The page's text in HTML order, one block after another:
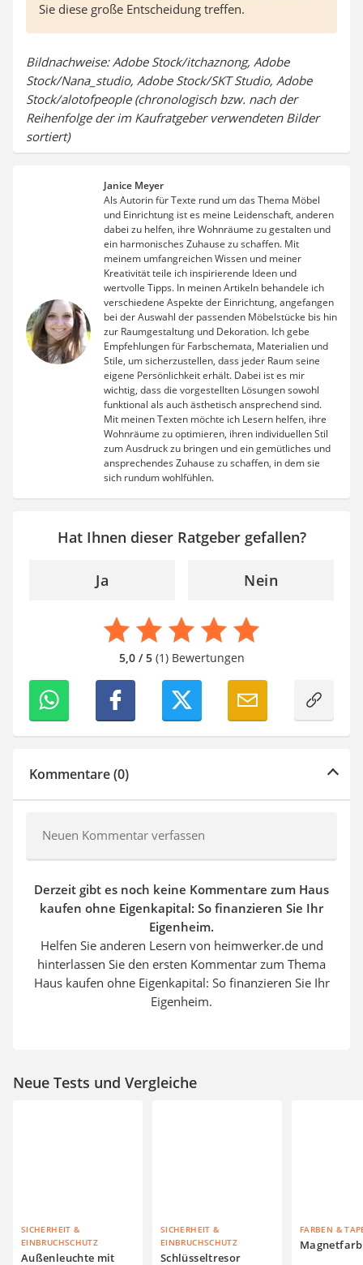
Sie diese große Entscheidung treffen.
Bildnachweise: Adobe Stock/itchaznong, Adobe
Stock/Nana_studio, Adobe Stock/SKT Studio, Adobe
Stock/alotofpeople (chronologisch bzw. nach der
Reihenfolge der im Kaufratgeber verwendeten Bilder
sortiert)
Janice Meyer
Als Autorin für Texte rund um das Thema Möbel
und Einrichtung ist es meine Leidenschaft, anderen
dabei zu helfen, ihre Wohnräume zu gestalten und
ein harmonisches Zuhause zu schaffen. Mit
meinem umfangreichen Wissen und meiner
Kreativität teile ich inspirierende Ideen und
wertvolle Tipps. In meinen Artikeln behandele ich
verschiedene Aspekte der Einrichtung, angefangen
bei der Auswahl der passenden Möbelstücke bis hin
zur Raumgestaltung und Dekoration. Ich gebe
Empfehlungen für Farbschemata, Materialien und
Stile, um sicherzustellen, dass jeder Raum seine
eigene Persönlichkeit erhält. Dabei ist es mir
wichtig, dass die vorgestellten Lösungen sowohl
funktional als auch ästhetisch ansprechend sind.
Mit meinen Texten möchte ich Lesern helfen, ihre
Wohnräume zu optimieren, ihren individuellen Stil
zum Ausdruck zu bringen und ein gemütliches und
ansprechendes Zuhause zu schaffen, in dem sie
sich rundum wohlfühlen.
Hat Ihnen dieser Ratgeber gefallen?
Ja Nein
5,0 / 5(1) Bewertungen
Kommentare (0)
Neuen Kommentar verfassen
Derzeit gibt es noch keine Kommentare zum Haus
kaufen ohne Eigenkapital: So finanzieren Sie Ihr
Eigenheim.
Helfen Sie anderen Lesern von heimwerker.de und
hinterlassen Sie den ersten Kommentar zum Thema
Haus kaufen ohne Eigenkapital: So finanzieren Sie Ihr
Eigenheim.
Neue Tests und Vergleiche
SICHERHEIT &
EINBRUCHSCHUTZ
Außenleuchte mit
SICHERHEIT &
EINBRUCHSCHUTZ
Schlüsseltresor
FARBEN &